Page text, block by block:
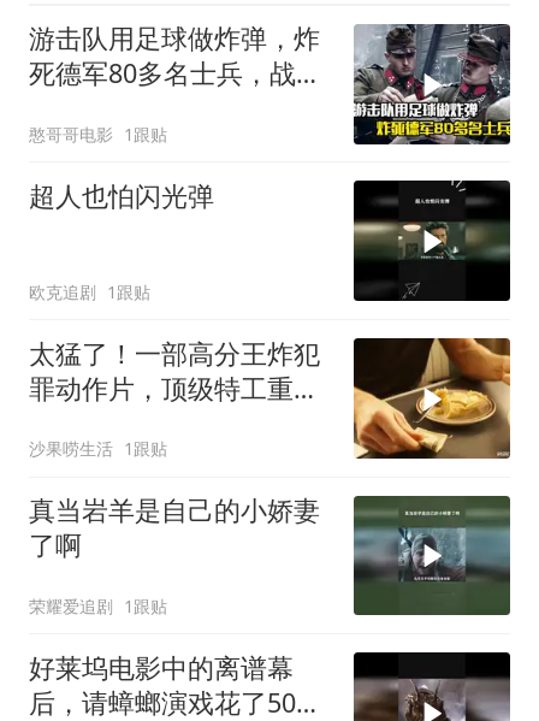
游击队用足球做炸弹，炸
死德军80多名士兵，战争
憨哥哥电影 1跟贴
超人也怕闪光弹
欧克追剧 1跟贴
太猛了！一部高分王炸犯
罪动作片，顶级特工重出
沙果唠生活 1跟贴
真当岩羊是自己的小娇妻
了啊
荣耀爱追剧 1跟贴
好莱坞电影中的离谱幕
后，请蟑螂演戏花了50万